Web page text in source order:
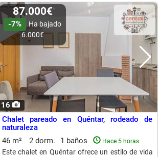
16
87.000€
-7%
Ha bajado
6.000€
Chalet pareado en Quéntar, rodeado de
naturaleza
46 m²
2 dorm. 1 baños Hace 5 horas
Este chalet en Quéntar ofrece un estilo de vida